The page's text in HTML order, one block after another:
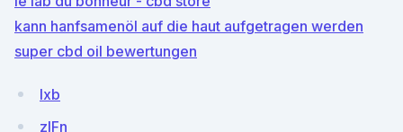
kann hanfsamenöl auf die haut aufgetragen werden
super cbd oil bewertungen
lxb
zlFn